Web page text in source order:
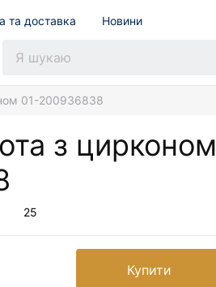
та доставка Новини
01-200936838
з цирконом
25
Купити